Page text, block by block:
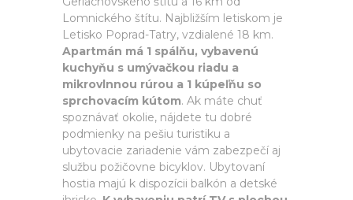
Lomnického štítu. Najbližším letiskom je
Letisko Poprad-Tatry, vzdialené 18 km.
Apartmán má 1 spálňu, vybavenú
kuchyňu s umývačkou riadu a
mikrovlnnou rúrou a 1 kúpeľňu so
sprchovacím kútom. Ak máte chuť
spoznávať okolie, nájdete tu dobré
podmienky na pešiu turistiku a
ubytovacie zariadenie vám zabezpečí aj
službu požičovne bicyklov. Ubytovaní
hostia majú k dispozícii balkón a detské